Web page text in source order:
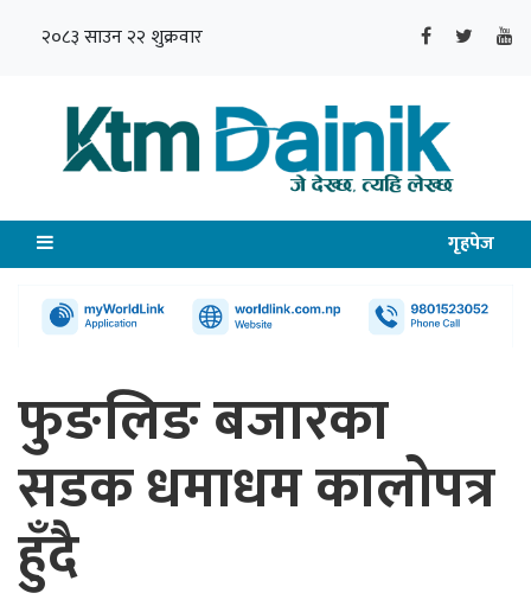
२०८३ साउन २२ शुक्रवार
गृहपेज
फुङलिङ बजारका
सडक धमाधम कालोपत्र
हुँदै